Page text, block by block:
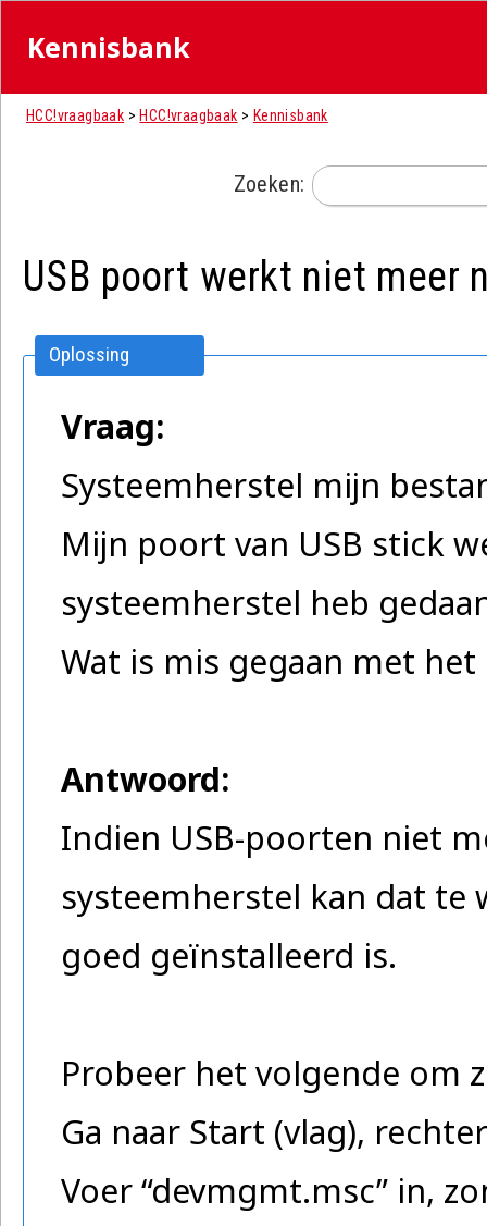
Kennisbank
HCC!vraagbaak > HCC!vraagbaak > Kennisbank
Zoeken:
USB poort werkt niet meer
Oplossing
Vraag:
Systeemherstel mijn
Mijn poort van USB stick
systeemherstel heb
Wat is mis gegaan met
Antwoord:
Indien USB-poorten niet
systeemherstel kan dat te
goed geïnstalleerd is.
Probeer het volgende om
Ga naar Start (vlag),
Voer “devmgmt.msc” in,